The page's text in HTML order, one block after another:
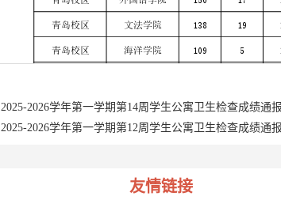
2025-2026学年第一学期第14周学生公寓卫生检查成绩通报
2025-2026学年第一学期第12周学生公寓卫生检查成绩通报
友情链接